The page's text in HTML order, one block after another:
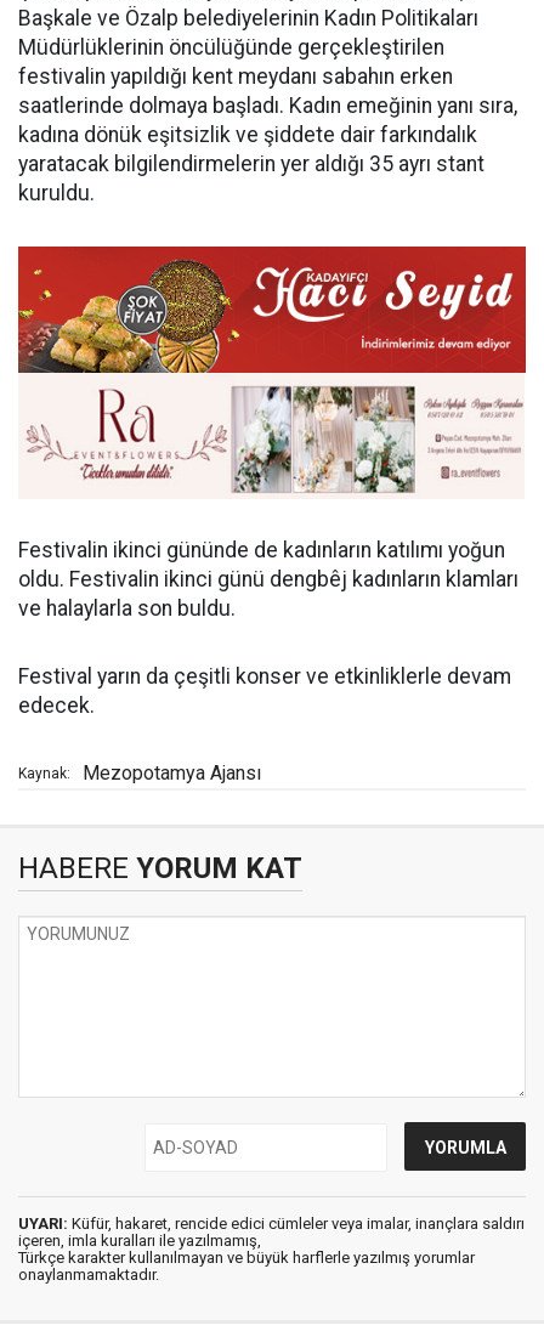
Başkale ve Özalp belediyelerinin Kadın Politikaları
Müdürlüklerinin öncülüğünde gerçekleştirilen
festivalin yapıldığı kent meydanı sabahın erken
saatlerinde dolmaya başladı. Kadın emeğinin yanı sıra,
kadına dönük eşitsizlik ve şiddete dair farkındalık
yaratacak bilgilendirmelerin yer aldığı 35 ayrı stant
kuruldu.
Festivalin ikinci gününde de kadınların katılımı yoğun
oldu. Festivalin ikinci günü dengbêj kadınların klamları
ve halaylarla son buldu.
Festival yarın da çeşitli konser ve etkinliklerle devam
edecek.
Kaynak: Mezopotamya Ajansı
HABERE YORUM KAT
UYARI: Küfür, hakaret, rencide edici cümleler veya imalar, inançlara saldırı
içeren, imla kuralları ile yazılmamış,
Türkçe karakter kullanılmayan ve büyük harflerle yazılmış yorumlar
onaylanmamaktadır.